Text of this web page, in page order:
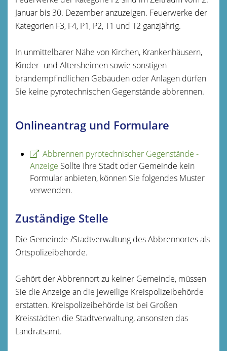
Januar bis 30. Dezember anzuzeigen. Feuerwerke der
Kategorien F3, F4, P1, P2, T1 und T2 ganzjährig.
In unmittelbarer Nähe von Kirchen, Krankenhäusern,
Kinder- und Altersheimen sowie sonstigen
brandempfindlichen Gebäuden oder Anlagen dürfen
Sie keine pyrotechnischen Gegenstände abbrennen.
Onlineantrag und Formulare
Abbrennen pyrotechnischer Gegenstände -
Anzeige Sollte Ihre Stadt oder Gemeinde kein
Formular anbieten, können Sie folgendes Muster
verwenden.
Zuständige Stelle
Die Gemeinde-/Stadtverwaltung des Abbrennortes als
Ortspolizeibehörde.
Gehört der Abbrennort zu keiner Gemeinde, müssen
Sie die Anzeige an die jeweilige Kreispolizeibehörde
erstatten. Kreispolizeibehörde ist bei Großen
Kreisstädten die Stadtverwaltung, ansonsten das
Landratsamt.